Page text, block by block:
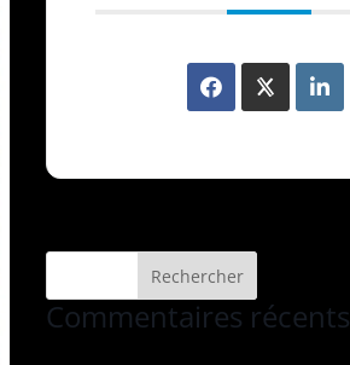
Commentaires récents